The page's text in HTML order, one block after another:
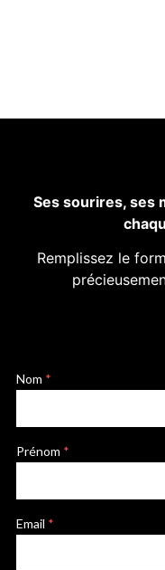
Ses sourires, ses
Remplissez le